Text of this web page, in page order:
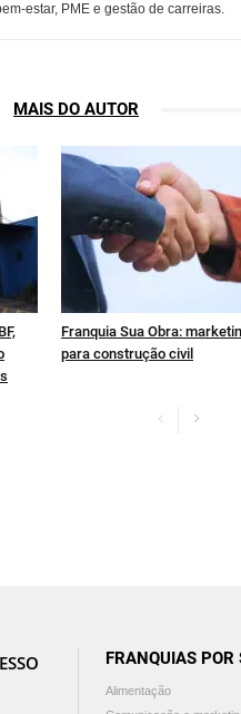
estar, PME e gestão de carreiras.
MAIS DO AUTOR
Franquia Sua Obra:
para construção civil
FRANQUIAS POR
Alimentação